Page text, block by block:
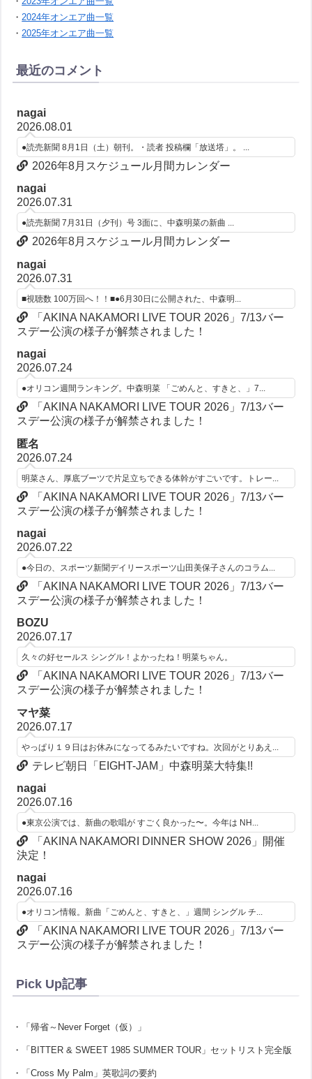
・ 2024年オンエア曲一覧
・ 2025年オンエア曲一覧
最近のコメント
nagai
2026.08.01
●読売新聞 8月1日（土）朝刊。・読者 投稿欄「放送塔」。 ...
2026年8月スケジュール月間カレンダー
nagai
2026.07.31
●読売新聞 7月31日（夕刊）号 3面に、中森明菜の新曲 ...
2026年8月スケジュール月間カレンダー
nagai
2026.07.31
■視聴数 100万回へ！！■●6月30日に公開された、中森明...
「AKINA NAKAMORI LIVE TOUR 2026」7/13バー
スデー公演の様子が解禁されました！
nagai
2026.07.24
●オリコン週間ランキング。中森明菜 「ごめんと、すきと、」7...
「AKINA NAKAMORI LIVE TOUR 2026」7/13バー
スデー公演の様子が解禁されました！
匿名
2026.07.24
明菜さん、厚底ブーツで片足立ちできる体幹がすごいです。トレー...
「AKINA NAKAMORI LIVE TOUR 2026」7/13バー
スデー公演の様子が解禁されました！
nagai
2026.07.22
●今日の、スポーツ新聞デイリースポーツ山田美保子さんのコラム...
「AKINA NAKAMORI LIVE TOUR 2026」7/13バー
スデー公演の様子が解禁されました！
BOZU
2026.07.17
久々の好セールス シングル！よかったね！明菜ちゃん。
「AKINA NAKAMORI LIVE TOUR 2026」7/13バー
スデー公演の様子が解禁されました！
マヤ菜
2026.07.17
やっぱり１９日はお休みになってるみたいですね。次回がとりあえ...
テレビ朝日「EIGHT-JAM」中森明菜大特集!!
nagai
2026.07.16
●東京公演では、新曲の歌唱が すごく良かった〜。今年は NH...
「AKINA NAKAMORI DINNER SHOW 2026」開催
決定！
nagai
2026.07.16
●オリコン情報。新曲「ごめんと、すきと、」週間 シングル チ...
「AKINA NAKAMORI LIVE TOUR 2026」7/13バー
スデー公演の様子が解禁されました！
Pick Up記事
・「帰省～Never Forget（仮）」
・「BITTER & SWEET 1985 SUMMER TOUR」セットリスト完全版
・「Cross My Palm」英歌詞の要約